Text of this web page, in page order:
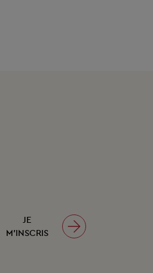
JE
M’INSCRIS